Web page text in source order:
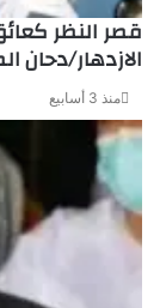
قصر النظر
الازدهار/دحان
منذ 3 أسابيع